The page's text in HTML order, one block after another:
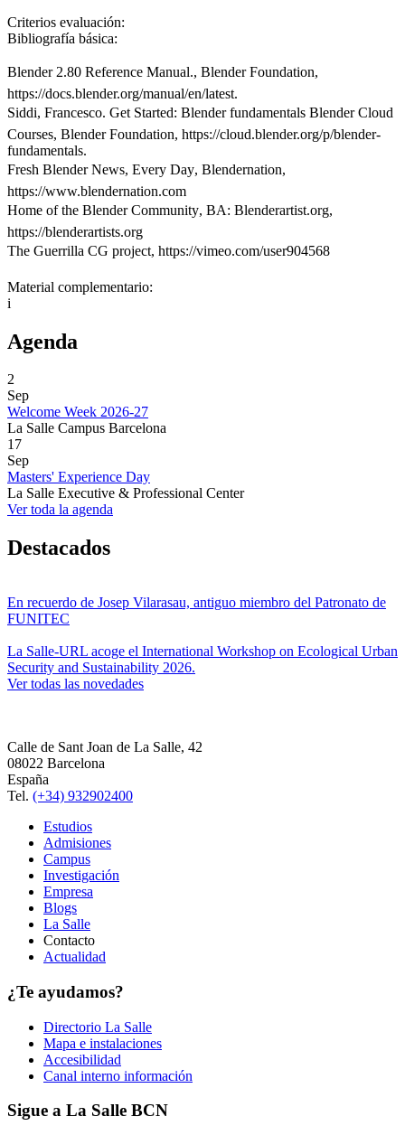
Criterios evaluación:
Bibliografía básica:
Blender 2.80 Reference Manual., Blender Foundation,
https://docs.blender.org/manual/en/latest.
Siddi, Francesco. Get Started: Blender fundamentals Blender Cloud
Courses, Blender Foundation, https://cloud.blender.org/p/blender-
fundamentals.
Fresh Blender News, Every Day, Blendernation,
https://www.blendernation.com
Home of the Blender Community, BA: Blenderartist.org,
https://blenderartists.org
The Guerrilla CG project, https://vimeo.com/user904568
Material complementario:
i
Agenda
2
Sep
Welcome Week 2026-27
La Salle Campus Barcelona
17
Sep
Masters' Experience Day
La Salle Executive & Professional Center
Ver toda la agenda
Destacados
En recuerdo de Josep Vilarasau, antiguo miembro del Patronato de
FUNITEC
La Salle-URL acoge el International Workshop on Ecological Urban
Security and Sustainability 2026.
Ver todas las novedades
Calle de Sant Joan de La Salle, 42
08022 Barcelona
España
Tel. (+34) 932902400
Estudios
Admisiones
Campus
Investigación
Empresa
Blogs
La Salle
Contacto
Actualidad
¿Te ayudamos?
Directorio La Salle
Mapa e instalaciones
Accesibilidad
Canal interno información
Sigue a La Salle BCN